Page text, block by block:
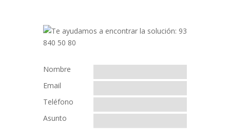
Nombre
Email
Teléfono
Asunto